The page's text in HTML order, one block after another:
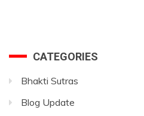
CATEGORIES
Bhakti Sutras
Blog Update